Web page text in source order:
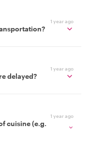
1 year ago
1 year ago
delayed?
1 year ago
cuisine (e.g.